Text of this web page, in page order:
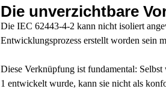
Die unverzichtbare
Die IEC 62443-4-2 kann nicht isoliert
Entwicklungsprozess erstellt worden sein
Diese Verknüpfung ist fundamental:
1 entwickelt wurde, kann sie nicht als